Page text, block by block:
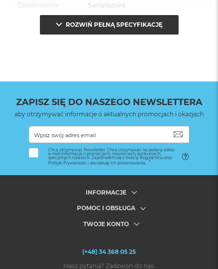
Opakowanie
(pudełko):
Serwisowe
ROZWIŃ PEŁNĄ SPECYFIKACJĘ
ZAPISZ SIĘ DO NASZEGO NEWSLETTERA
aby otrzymywać informacje o aktualnych promocjach i okazjach
Chcę otrzymywać Newsletter. Chcę otrzymywać na podany adres
e-mail informacje o promocjach, nowościach, konkursach,
specjalnych rabatach. Zapoznałem się z treścią Regulaminu oraz
Polityki Prywatności i akceptuję ich postanowienia.
INFORMACJE
POMOC I OBSŁUGA
TWOJE KONTO
(+48) 34 368 05 25
Masz pytania? Zadzwoń do nas.